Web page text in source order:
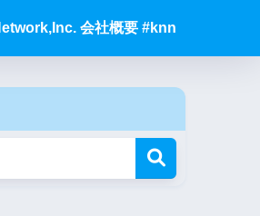
会社概要 #knn